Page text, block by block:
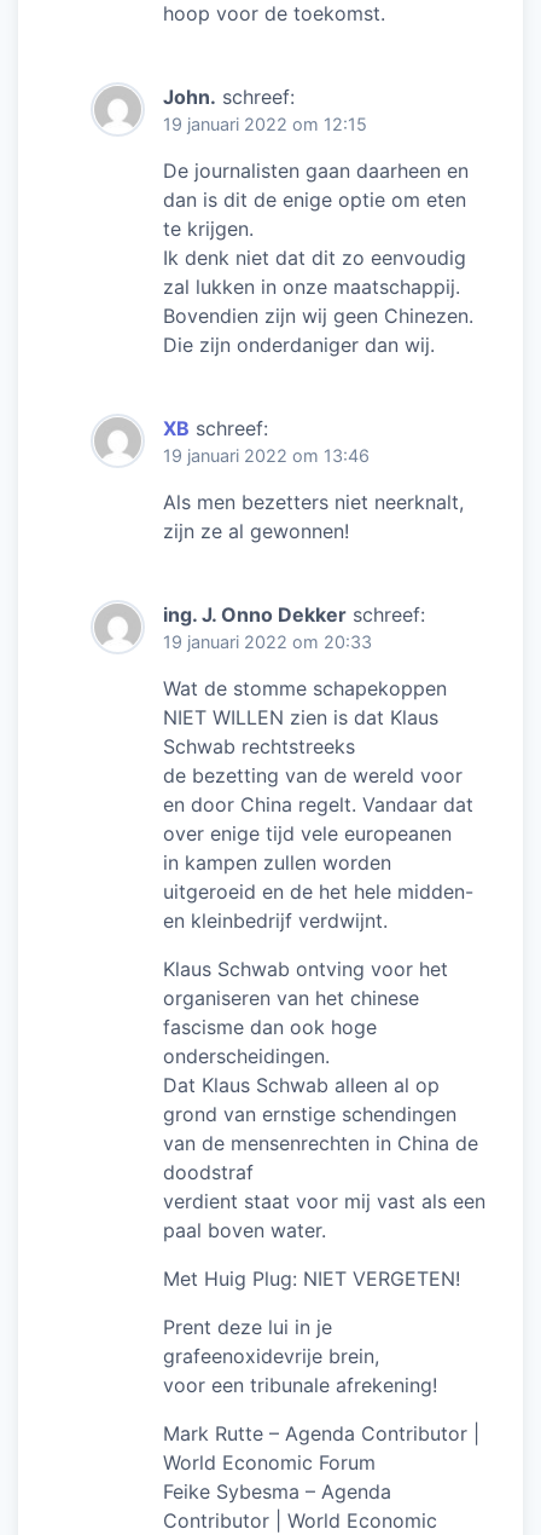
hoop voor de toekomst.
John. schreef:
19 januari 2022 om 12:15
De journalisten gaan daarheen en
dan is dit de enige optie om eten
te krijgen.
Ik denk niet dat dit zo eenvoudig
zal lukken in onze maatschappij.
Bovendien zijn wij geen Chinezen.
Die zijn onderdaniger dan wij.
XB schreef:
19 januari 2022 om 13:46
Als men bezetters niet neerknalt,
zijn ze al gewonnen!
ing. J. Onno Dekker schreef:
19 januari 2022 om 20:33
Wat de stomme schapekoppen
NIET WILLEN zien is dat Klaus
Schwab rechtstreeks
de bezetting van de wereld voor
en door China regelt. Vandaar dat
over enige tijd vele europeanen
in kampen zullen worden
uitgeroeid en de het hele midden-
en kleinbedrijf verdwijnt.
Klaus Schwab ontving voor het
organiseren van het chinese
fascisme dan ook hoge
onderscheidingen.
Dat Klaus Schwab alleen al op
grond van ernstige schendingen
van de mensenrechten in China de
doodstraf
verdient staat voor mij vast als een
paal boven water.
Met Huig Plug: NIET VERGETEN!
Prent deze lui in je
grafeenoxidevrije brein,
voor een tribunale afrekening!
Mark Rutte – Agenda Contributor |
World Economic Forum
Feike Sybesma – Agenda
Contributor | World Economic